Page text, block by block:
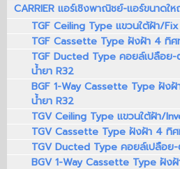
CARRIER แอร์เชิงพาณิชย์-แอร์ขนาดใ
TGF Ceiling Type แขวนใต้ฝ้า/
TGF Cassette Type ฝังฝ้า 4 ทิ
TGF Ducted Type คอยล์เปลือ
น้ำยา R32
BGF 1-Way Cassette Type ฝัง
น้ำยา R32
TGV Ceiling Type แขวนใต้ฝ้า/
TGV Cassette Type ฝังฝ้า 4 ทิ
TGV Ducted Type คอยล์เปลือ
BGV 1-Way Cassette Type ฝัง